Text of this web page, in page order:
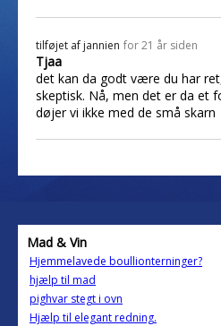
tilføjet af jannien for 21 år siden
Tjaa
det kan da godt være du har
skeptisk. Nå, men det er da et
døjer vi ikke med de små skarn
Mad & Vin
Hjemmelavede boullionterninger?
hjælp til mad
pighvar stegt i ovn
Hjælp til elegant redning.